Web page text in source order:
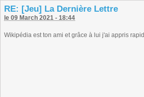
RE: [Jeu] La Dernière Lettre
le 09 March 2021 - 18:44
Wikipédia est ton ami et grâce à lui j'ai appris